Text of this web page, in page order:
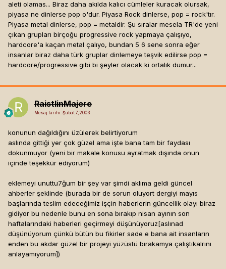
aleti olamas... Biraz daha akılda kalıcı cümleler kuracak olursak,
piyasa ne dinlerse pop o'dur. Piyasa Rock dinlerse, pop = rock'tır.
Piyasa metal dinlerse, pop = metaldir. Şu sıralar mesela TR'de yeni
çıkan grupları birçoğu progressive rock yapmaya çalışıyo,
hardcore'a kaçan metal çalıyo, bundan 5 6 sene sonra eğer
insanlar biraz daha türk gruplar dinlemeye teşvik edilirse pop =
hardcore/progressive gibi bi şeyler olacak ki ortalık dumur...
RaistlinMajere
Mesaj tarihi: Şubat 7, 2003
konunun dağıldığını üzülerek belirtiyorum
aslında gittiği yer çok güzel ama işte bana tam bir faydası
dokunmuyor (yeni bir makale konusu ayratmak dışında onun
içinde teşekkür ediyorum)
eklemeyi unuttu7ğum bir şey var şimdi aklıma geldi güncel
ahberler şeklinde (burada bir de sorun oluyort dergiyi mayıs
başlarında teslim edeceğimiz işçin haberlerin güncellik olayı biraz
gidiyor bu nedenle bunu en sona bırakıp nisan ayının son
haftalarındaki haberleri geçirmeyi düşünüyoruz[aslınad
düşünüyorum çünkü bütün bu fikirler sade e bana ait insanların
enden bu akdar güzel bir projeyi yüzüstü bırakamya çalıştıkalrını
anlayamıyorum])